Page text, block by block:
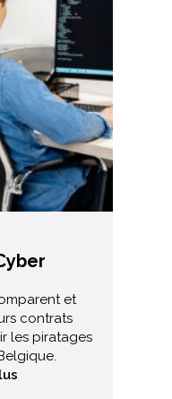
et
contrats
les piratages